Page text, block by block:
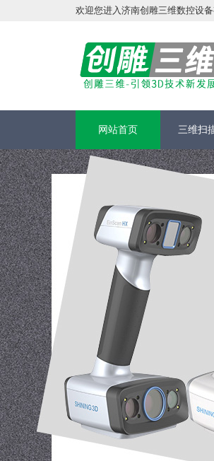
欢迎您进入济南创雕三维数控设备
网站首页 三维扫